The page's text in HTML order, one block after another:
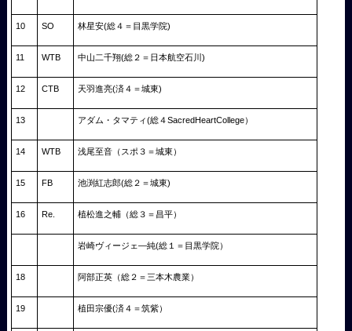
10 SO 林星安(総４＝目黒学院)
11 WTB 中山二千翔(総２＝日本航空石川)
12 CTB 天羽進亮(済４＝城東)
13 アダム・タマティ(総４SacredHeartCollege）
14 WTB 浅尾至音（スポ３＝城東）
15 FB 池渕紅志郎(総２＝城東)
16 Re. 植松進之輔（総３＝昌平）
岩崎ヴィージェ―純(総１＝目黒学院）
18 阿部正英（総２＝三本木農業）
19 植田宗優(済４＝筑紫）